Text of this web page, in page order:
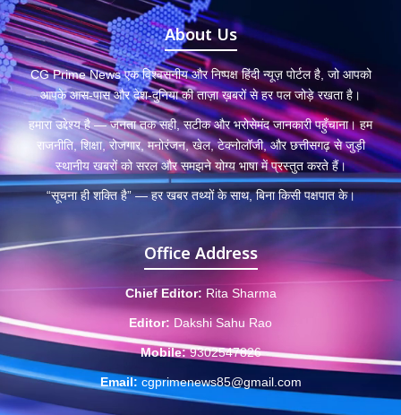
About Us
CG Prime News एक विश्वसनीय और निष्पक्ष हिंदी न्यूज़ पोर्टल है, जो आपको
आपके आस-पास और देश-दुनिया की ताज़ा ख़बरों से हर पल जोड़े रखता है।
हमारा उद्देश्य है — जनता तक सही, सटीक और भरोसेमंद जानकारी पहुँचाना। हम
राजनीति, शिक्षा, रोजगार, मनोरंजन, खेल, टेक्नोलॉजी, और छत्तीसगढ़ से जुड़ी
स्थानीय खबरों को सरल और समझने योग्य भाषा में प्रस्तुत करते हैं।
“सूचना ही शक्ति है” — हर खबर तथ्यों के साथ, बिना किसी पक्षपात के।
Office Address
Chief Editor: Rita Sharma
Editor: Dakshi Sahu Rao
Mobile: 9302547826
Email: cgprimenews85@gmail.com